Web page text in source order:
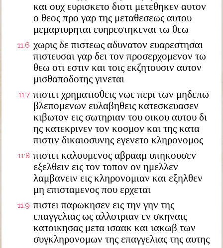
και ουχ ευρισκετο διοτι μετεθηκεν αυτον
ο θεος προ γαρ της μεταθεσεως αυτου
μεμαρτυρηται ευηρεστηκεναι τω θεω
11:6 χωρις δε πιστεως αδυνατον ευαρεστησαι
πιστευσαι γαρ δει τον προσερχομενον τω
θεω οτι εστιν και τοις εκζητουσιν αυτον
μισθαποδοτης γινεται
11:7 πιστει χρηματισθεις νωε περι των μηδεπω
βλεπομενων ευλαβηθεις κατεσκευασεν
κιβωτον εις σωτηριαν του οικου αυτου δι
ης κατεκρινεν τον κοσμον και της κατα
πιστιν δικαιοσυνης εγενετο κληρονομος
11:8 πιστει καλουμενος αβρααμ υπηκουσεν
εξελθειν εις τον τοπον ον ημελλεν
λαμβανειν εις κληρονομιαν και εξηλθεν
μη επισταμενος που ερχεται
11:9 πιστει παρωκησεν εις την γην της
επαγγελιας ως αλλοτριαν εν σκηναις
κατοικησας μετα ισαακ και ιακωβ των
συγκληρονομων της επαγγελιας της αυτης